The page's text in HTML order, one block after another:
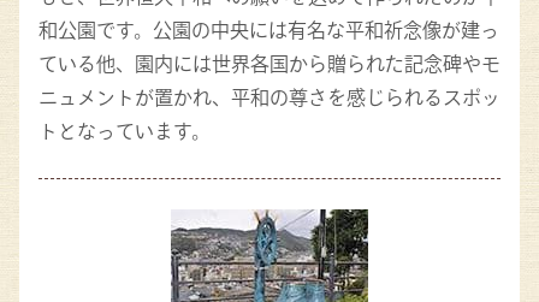
和公園です。公園の中央には有名な平和祈念像が建っ
ている他、園内には世界各国から贈られた記念碑やモ
ニュメントが置かれ、平和の尊さを感じられるスポッ
トとなっています。